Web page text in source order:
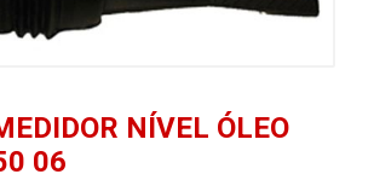
NÍVEL ÓLEO
06